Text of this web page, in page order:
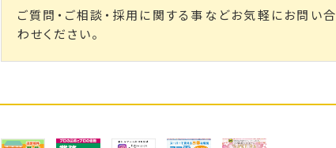
ご質問・ご相談・採用に関する事などお気軽にお問い合
わせください。